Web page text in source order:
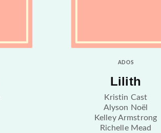
ADOS
Lilith
Kristin Cast
Alyson Noël
Kelley Armstrong
Richelle Mead